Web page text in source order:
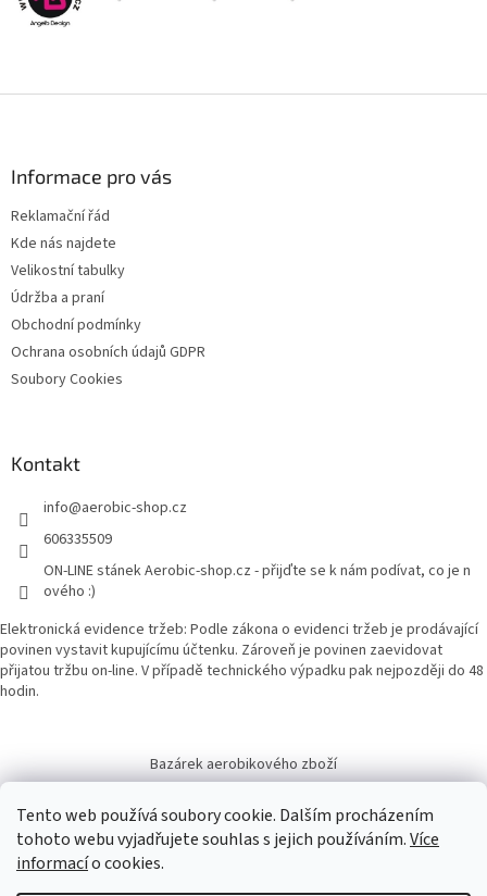
Tento web používá soubory cookie. Dalším procházením
tohoto webu vyjadřujete souhlas s jejich používáním.Více
informacío cookies.
Informace pro vás
Reklamační řád
Kde nás najdete
Velikostní tabulky
Údržba a praní
Obchodní podmínky
Ochrana osobních údajů GDPR
Soubory Cookies
Kontakt
info@aerobic-shop.cz
606335509
ON-LINE stánek Aerobic-shop.cz - přijďte se k nám podívat, co je n
ového :)
Elektronická evidence tržeb: Podle zákona o evidenci tržeb je prodávající
povinen vystavit kupujícímu účtenku. Zároveň je povinen zaevidovat
přijatou tržbu on-line. V případě technického výpadku pak nejpozději do 48
hodin.
Bazárek aerobikového zboží